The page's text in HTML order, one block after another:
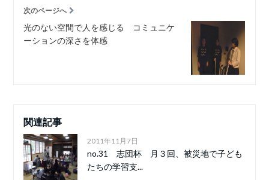
次のページへ
光のない空間で人を感じる コミュニケ
ーションの深さを体感
関連記事
2011年11月7日
no.31 志団杯 月３回、被災地で子ども
たちの学習支...